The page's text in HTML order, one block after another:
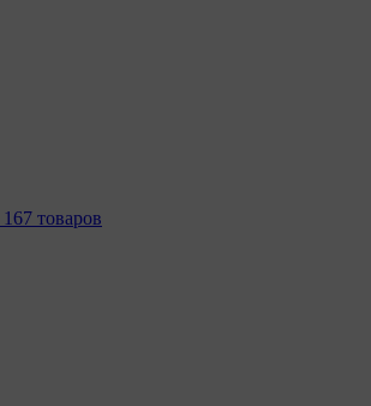
167 товаров